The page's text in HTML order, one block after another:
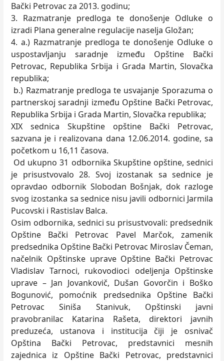
Bački Petrovac za 2013. godinu;
3. Razmatranje predloga te donošenje Odluke o
izradi Plana generalne regulacije naselja Gložan;
4. a.) Razmatranje predloga te donošenje Odluke o
uspostavljanju saradnje između Opštine Bački
Petrovac, Republika Srbija i Grada Martin, Slovačka
republika;
b.) Razmatranje predloga te usvajanje Sporazuma o
partnerskoj saradnji između Opštine Bački Petrovac,
Republika Srbija i Grada Martin, Slovačka republika;
XIX sednica Skupštine opštine Bački Petrovac,
sazvana je i realizovana dana 12.06.2014. godine, sa
početkom u 16,11 časova.
Od ukupno 31 odbornika Skupštine opštine, sednici
je prisustvovalo 28. Svoj izostanak sa sednice je
opravdao odbornik Slobodan Bošnjak, dok razloge
svog izostanka sa sednice nisu javili odbornici Jarmila
Pucovski i Rastislav Balca.
Osim odbornika, sednici su prisustvovali: predsednik
Opštine Bački Petrovac Pavel Marčok, zamenik
predsednika Opštine Bački Petrovac Miroslav Čeman,
načelnik Opštinske uprave Opštine Bački Petrovac
Vladislav Tarnoci, rukovodioci odeljenja Opštinske
uprave – Jan Jovankovič, Dušan Govorčin i Boško
Bogunović, pomoćnik predsednika Opštine Bački
Petrovac Siniša Stanivuk, Opštinski javni
pravobranilac Katarina Rašeta, direktori javnih
preduzeća, ustanova i institucija čiji je osnivač
Opština Bački Petrovac, predstavnici mesnih
zajednica iz Opštine Bački Petrovac, predstavnici